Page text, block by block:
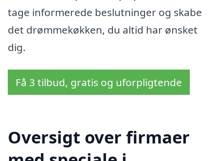
tage informerede beslutninger og skabe
det drømmekøkken, du altid har ønsket
dig.
Få 3 tilbud, gratis og uforpligtende
Oversigt over firmaer